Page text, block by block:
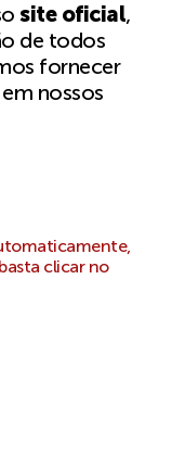
site oficial,
de todos
fornecer
nossos
clicar no